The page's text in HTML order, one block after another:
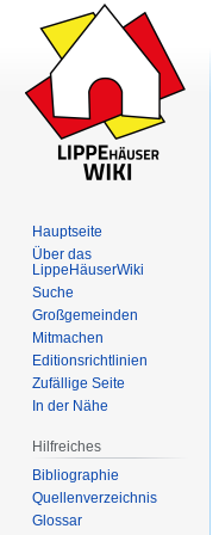
Hauptseite
Über das
LippeHäuserWiki
Suche
Großgemeinden
Mitmachen
Editionsrichtlinien
Zufällige Seite
In der Nähe
Hilfreiches
Bibliographie
Quellenverzeichnis
Glossar